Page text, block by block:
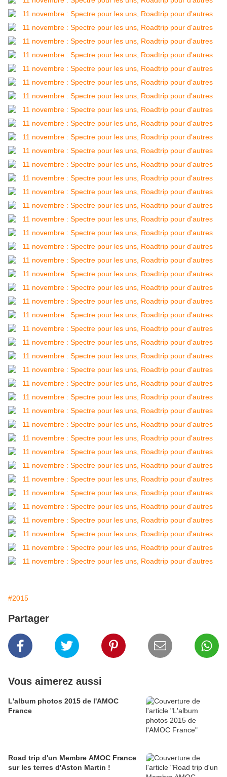
#2015
Partager
Vous aimerez aussi
L'album photos 2015 de l'AMOC
France
Road trip d'un Membre AMOC France
sur les terres d'Aston Martin !